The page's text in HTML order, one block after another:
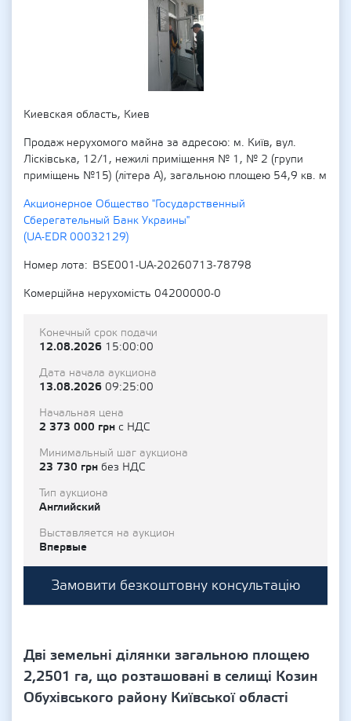
Киевская область, Киев
Продаж нерухомого майна за адресою: м. Київ, вул.
Лісківська, 12/1, нежилі приміщення № 1, № 2 (групи
приміщень №15) (літера А), загальною площею 54,9 кв. м
Акционерное Общество "Государственный
Сберегательный Банк Украины"
(UA-EDR 00032129)
Номер лота
BSE001-UA-20260713-78798
Комерційна нерухомість 04200000-0
Конечный срок подачи
12.08.2026 15:00:00
Дата начала аукциона
13.08.2026 09:25:00
Начальная цена
2 373 000 грн с НДС
Минимальный шаг аукциона
23 730 грн без НДС
Тип аукциона
Английский
Выставляется на аукцион
Впервые
Замовити безкоштовну консультацію
Дві земельні ділянки загальною площею
2,2501 га, що розташовані в селищі Козин
Обухівського району Київської області